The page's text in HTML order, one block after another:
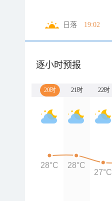
日落 19:02
逐小时预报
20时 21时 22时
28°C
28°C
27°C